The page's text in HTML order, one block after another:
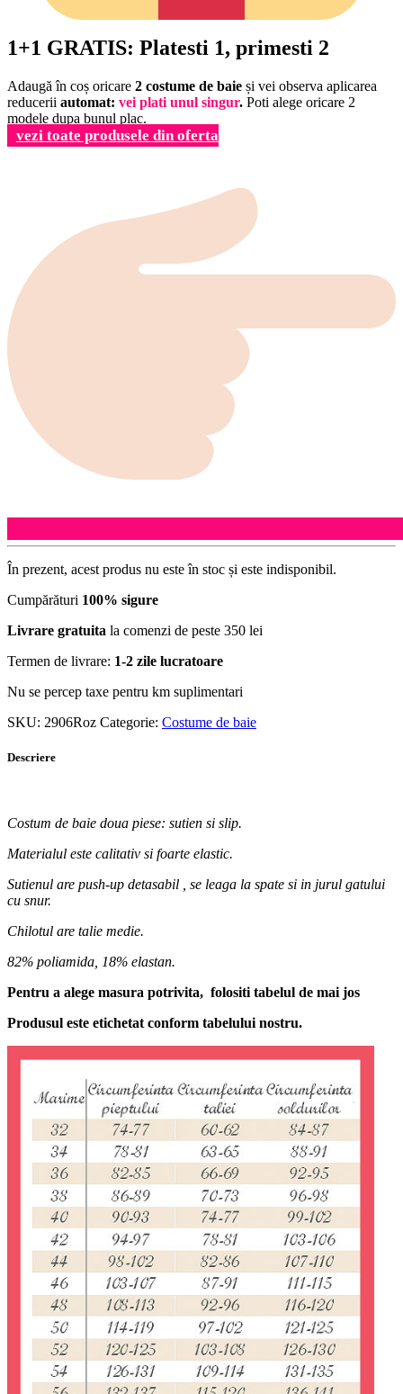
1+1 GRATIS: Platesti 1, primesti 2
Adaugă în coș oricare 2 costume de baie și vei observa aplicarea
reducerii automat: vei plati unul singur. Poti alege oricare 2
modele dupa bunul plac.
vezi toate produsele din oferta
În prezent, acest produs nu este în stoc și este indisponibil.
Cumpărături 100% sigure
Livrare gratuita la comenzi de peste 350 lei
Termen de livrare: 1-2 zile lucratoare
Nu se percep taxe pentru km suplimentari
SKU: 2906Roz Categorie: Costume de baie
Descriere
Costum de baie doua piese: sutien si slip.
Materialul este calitativ si foarte elastic.
Sutienul are push-up detasabil , se leaga la spate si in jurul gatului
cu snur.
Chilotul are talie medie.
82% poliamida, 18% elastan.
Pentru a alege masura potrivita, folositi tabelul de mai jos
Produsul este etichetat conform tabelului nostru.